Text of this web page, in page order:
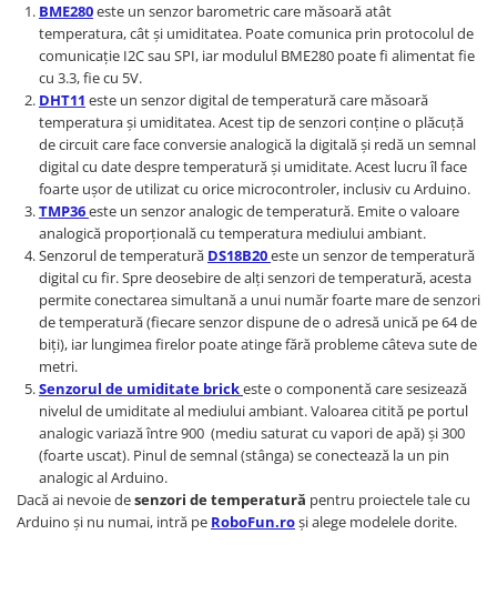
Motor 25D
Motor 37D
Motoreductor plastic
Stepper
Sub-Micro
Tamiya
Roti si Senile
Rulmenti
Sasiu
Servomotoare
Suruburi, Piulite, Conectare
Platforme de dezvoltare
Arduino
Raspberry
.NET
Android
ARM
BME280este un senzor barometric care măsoară atât
temperatura, cât și umiditatea. Poate comunica prin protocolul de
comunicație I2C sau SPI, iar modulul BME280 poate fi alimentat fie
cu 3.3, fie cu 5V.
DHT11 este un senzor digital de temperatură care măsoară
temperatura și umiditatea. Acest tip de senzori conține o plăcuță
de circuit care face conversie analogică la digitală și redă un semnal
digital cu date despre temperatură și umiditate. Acest lucru îl face
foarte ușor de utilizat cu orice microcontroler, inclusiv cu Arduino.
TMP36este un senzor analogic de temperatură. Emite o valoare
analogică proporțională cu temperatura mediului ambiant.
Senzorul de temperatură DS18B20este un senzor de temperatură
digital cu fir. Spre deosebire de alți senzori de temperatură, acesta
permite conectarea simultană a unui număr foarte mare de senzori
de temperatură (fiecare senzor dispune de o adresă unică pe 64 de
biți), iar lungimea firelor poate atinge fără probleme câteva sute de
metri.
Senzorul de umiditate brickeste o componentă care sesizează
nivelul de umiditate al mediului ambiant. Valoarea citită pe portul
analogic variază între 900 (mediu saturat cu vapori de apă) și 300
(foarte uscat). Pinul de semnal (stânga) se conectează la un pin
analogic al Arduino.
Dacă ai nevoie desenzori de temperatură pentru proiectele tale cu
Arduino și nu numai, intră pe RoboFun.roși alege modelele dorite.